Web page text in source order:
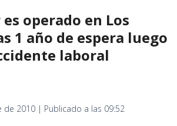
operado en Los
1 año de espera luego
laboral
de 2010 | Publicado a las 09:52